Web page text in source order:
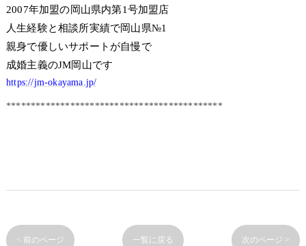
2007年加盟の岡山県内第1号加盟店
人生経験と相談所実績で岡山県№1
親身で優しいサポートが自慢で
成婚主義のJM岡山です
https://jm-okayama.jp/
********************************************
< 前のページ 一覧に戻る 次のページ >